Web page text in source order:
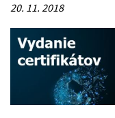
20. 11. 2018